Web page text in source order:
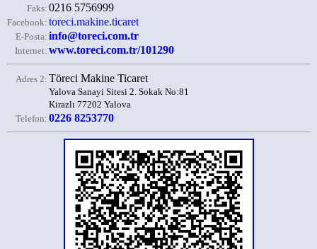
Faks: 0216 5756999
Facebook: toreci.makine.ticaret
E-Posta: info@toreci.com.tr
Internet: www.toreci.com.tr/101290
Adres 2: Töreci Makine Ticaret
Yalova Sanayi Sitesi 2. Sokak No:81
Kirazlı 77202 Yalova
Telefon: 0226 8253770